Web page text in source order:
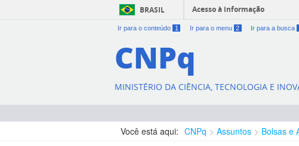
BRASIL Acesso à informação
Ir para o conteúdo 1 Ir para o menu 2 Ir para a busca
CNPq
MINISTÉRIO DA CIÊNCIA, TECNOLOGIA E
Você está aqui: CNPq Assuntos Bolsas e